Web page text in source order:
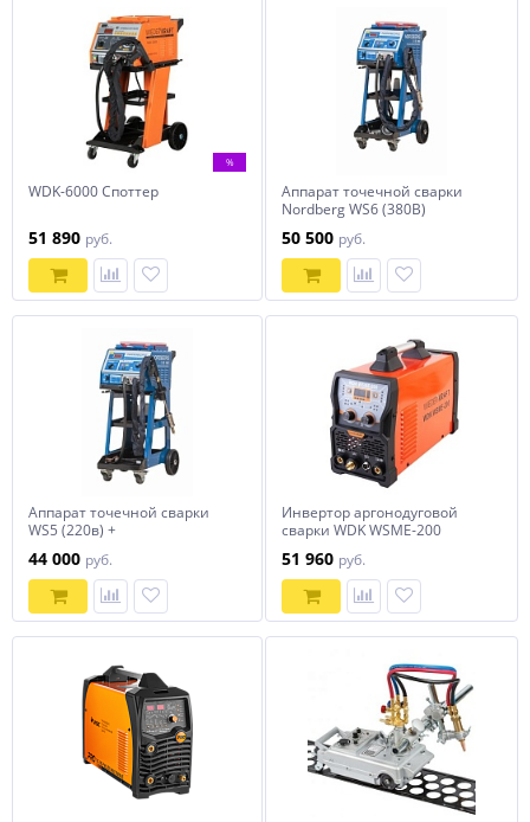
%
WDK-6000 Споттер
51 890 руб.
Аппарат точечной сварки
Nordberg WS6 (380В)
50 500 руб.
Аппарат точечной сварки
WS5 (220в) +
расходников NORDBERG
44 000 руб.
Инвертор аргонодуговой
сварки WDK WSME-200
51 960 руб.